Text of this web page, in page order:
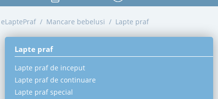
eLaptePraf / Mancare bebelusi / Lapte praf
Lapte praf
Lapte praf de inceput
Lapte praf de continuare
Lapte praf special